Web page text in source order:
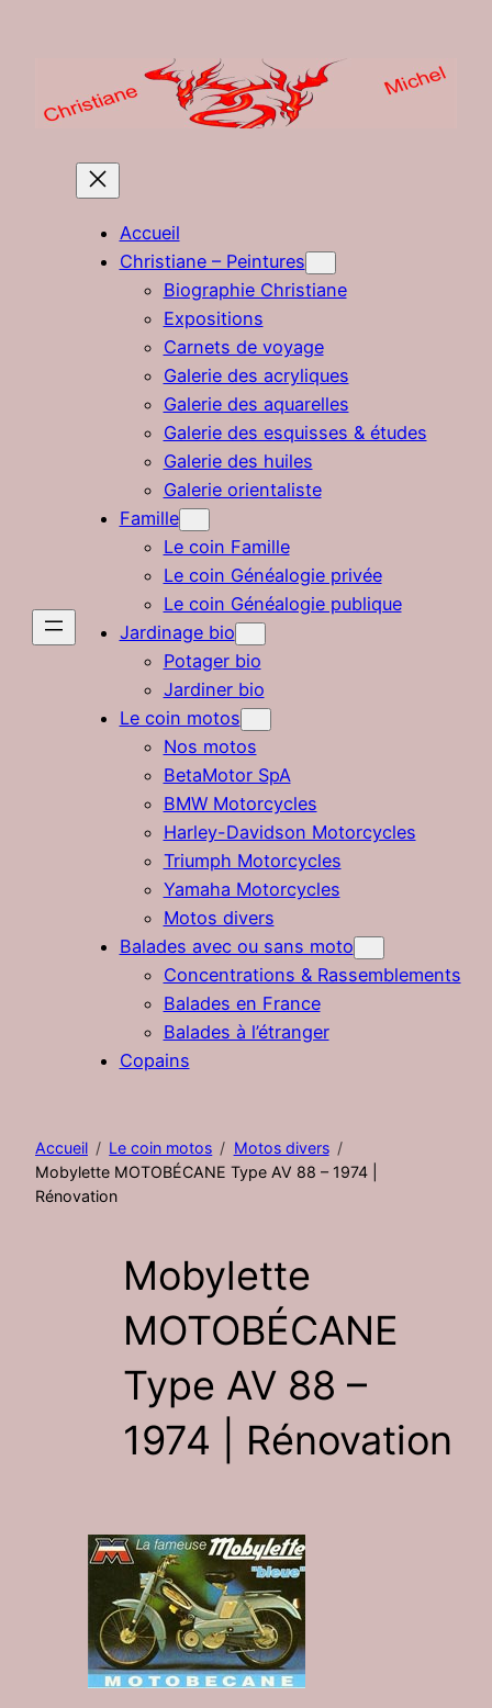
Accueil
Christiane – Peintures
Biographie Christiane
Expositions
Carnets de voyage
Galerie des acryliques
Galerie des aquarelles
Galerie des esquisses & études
Galerie des huiles
Galerie orientaliste
Famille
Le coin Famille
Le coin Généalogie privée
Le coin Généalogie publique
Jardinage bio
Potager bio
Jardiner bio
Le coin motos
Nos motos
BetaMotor SpA
BMW Motorcycles
Harley-Davidson Motorcycles
Triumph Motorcycles
Yamaha Motorcycles
Motos divers
Balades avec ou sans moto
Concentrations & Rassemblements
Balades en France
Balades à l’étranger
Copains
Accueil Le coin motos
Motos divers
Mobylette MOTOBÉCANE Type AV 88 – 1974 |
Rénovation
Mobylette
MOTOBÉCANE
Type AV 88 –
1974 | Rénovation